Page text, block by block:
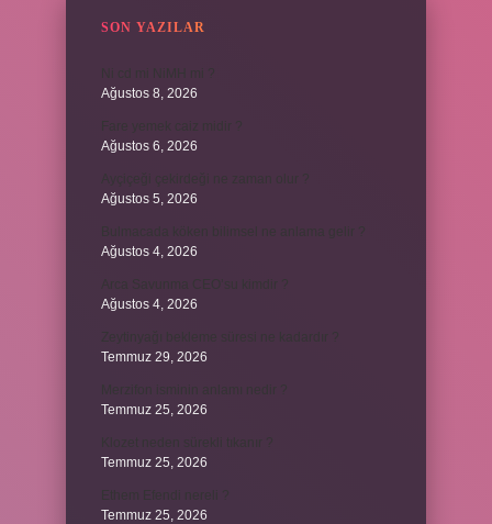
SON YAZILAR
Ağustos 8, 2026
Ağustos 6, 2026
Ağustos 5, 2026
Ağustos 4, 2026
Ağustos 4, 2026
Temmuz 29, 2026
Temmuz 25, 2026
Temmuz 25, 2026
Temmuz 25, 2026